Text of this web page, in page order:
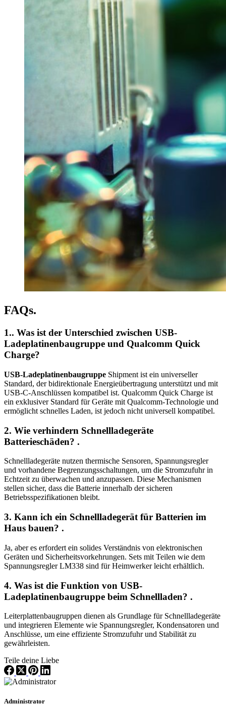
FAQs.
1.. Was ist der Unterschied zwischen USB-
Ladeplatinenbaugruppe und Qualcomm Quick
Charge?
USB-Ladeplatinenbaugruppe Shipment ist ein universeller
Standard, der bidirektionale Energieübertragung unterstützt und mit
USB-C-Anschlüssen kompatibel ist. Qualcomm Quick Charge ist
ein exklusiver Standard für Geräte mit Qualcomm-Technologie und
ermöglicht schnelles Laden, ist jedoch nicht universell kompatibel.
2. Wie verhindern Schnellladegeräte
Batterieschäden? .
Schnellladegeräte nutzen thermische Sensoren, Spannungsregler
und vorhandene Begrenzungsschaltungen, um die Stromzufuhr in
Echtzeit zu überwachen und anzupassen. Diese Mechanismen
stellen sicher, dass die Batterie innerhalb der sicheren
Betriebsspezifikationen bleibt.
3. Kann ich ein Schnellladegerät für Batterien im
Haus bauen? .
Ja, aber es erfordert ein solides Verständnis von elektronischen
Geräten und Sicherheitsvorkehrungen. Sets mit Teilen wie dem
Spannungsregler LM338 sind für Heimwerker leicht erhältlich.
4. Was ist die Funktion von USB-
Ladeplatinenbaugruppe beim Schnellladen? .
Leiterplattenbaugruppen dienen als Grundlage für Schnellladegeräte
und integrieren Elemente wie Spannungsregler, Kondensatoren und
Anschlüsse, um eine effiziente Stromzufuhr und Stabilität zu
gewährleisten.
Teile deine Liebe
Administrator